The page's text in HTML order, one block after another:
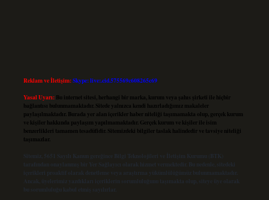
Reklam ve İletişim:Skype: live:.cid.575569c608265c69
Yasal Uyarı: Bu internet sitesi, herhangi bir marka, kurum veya şahıs şirketi ile hiçbir
bağlantısı bulunmamaktadır. Sitede yalnızca kendi hazırladığımız makaleler
paylaşılmaktadır. Burada yer alan içerikler haber niteliği taşımamakta olup, gerçek kurum
ve kişiler hakkında paylaşım yapılmamaktadır. Gerçek kurum ve kişiler ile isim
benzerlikleri tamamen tesadüfidir. Sitemizdeki bilgiler taslak halindedir ve tavsiye niteliği
taşımazlar.
Sitemiz, 5651 Sayılı Kanun gereğince Bilgi Teknolojileri ve İletişim Kurumu (BTK)
tarafından onaylanmış bir Yer Sağlayıcı olarak hizmet vermektedir. Bu nedenle, sitedeki
içerikleri proaktif olarak denetleme veya araştırma yükümlülüğümüz bulunmamaktadır.
Ancak, üyelerimiz yazdıkları içeriklerin sorumluluğunu taşımakta olup, siteye üye olarak
bu sorumluluğu kabul etmiş sayılırlar.